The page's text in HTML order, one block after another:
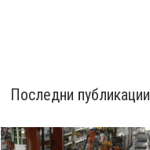
Последни публикации